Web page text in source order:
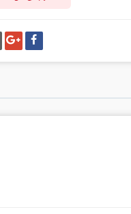
شارك
على
فيسبوك